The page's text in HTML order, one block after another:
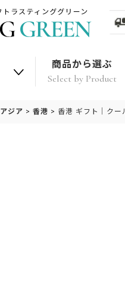
商品から選ぶ
Select by Product
アジア > 香港 > 香港 ギフト｜クー